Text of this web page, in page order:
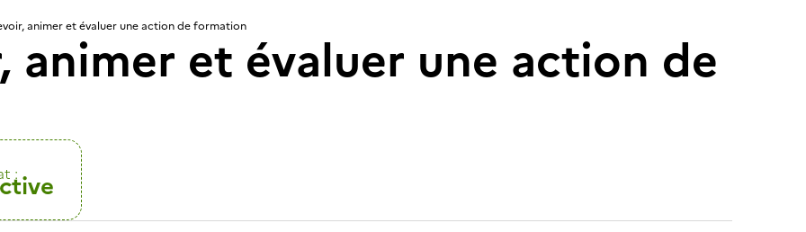
animer et évaluer une action de formation
animer et évaluer une action de
: